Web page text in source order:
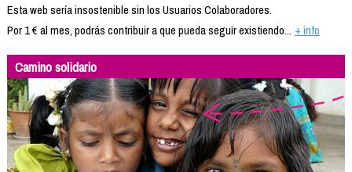
Esta web sería insostenible sin los Usuarios Colaboradores.
Por 1 € al mes, podrás contribuir a que pueda seguir existiendo... + info
Camino solidario